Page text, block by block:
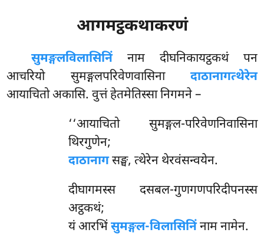
आगमट्ठकथाकरणं
सुमङ्गलविलासिनिंनाम दीघनिकायट्ठकथं पन
आचरियो सुमङ्गलपरिवेणवासिना दाठानागत्थेरेन
आयाचितो अकासि. वुत्तं हेतमेतिस्सा निगमने –
‘‘आयाचितो सुमङ्गल-परिवेणनिवासिना
थिरगुणेन;
दाठानागसङ्घ, त्थेरेन थेरवंसन्वयेन.
दीघागमस्स दसबल-गुणगणपरिदीपनस्स
अट्ठकथं;
यं आरभिंसुमङ्गल-विलासिनिंनाम नामेन.